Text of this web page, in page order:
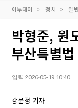
이투데이 정치 일
박형준, 원
부산특별
입력 2026-05-19 10:40
강문정 기자